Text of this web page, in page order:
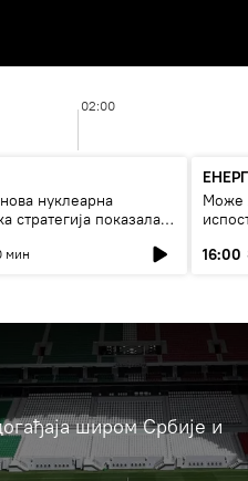
02:00
нуклеарна
стратегија показала
мин
Може
16:00
широм Србије и